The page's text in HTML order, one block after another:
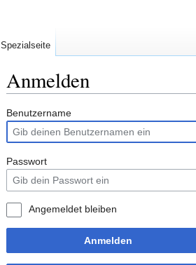
Anmelden
Zur
Navigation
springen
Zur
Suche
springen
Benutzername
Passwort
Angemeldet bleiben
Anmelden
Spezialseite